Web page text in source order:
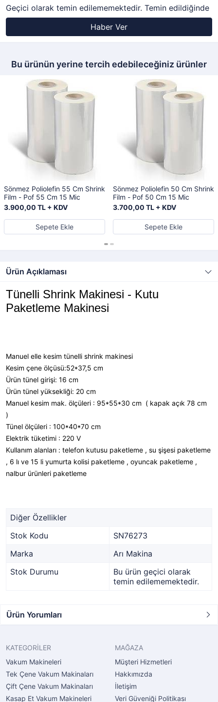
Geçici olarak temin edilememektedir. Temin edildiğinde
Haber Ver
Bu ürünün yerine tercih edebileceğiniz ürünler
Sönmez Poliolefin 55 Cm Shrink
Film - Pof 55 Cm 15 Mic
3.900,00 TL + KDV
Sepete Ekle
Sönmez Poliolefin 50 Cm Shrink
Film - Pof 50 Cm 15 Mic
3.700,00 TL + KDV
Sepete Ekle
Ürün Açıklaması
Tünelli Shrink Makinesi - Kutu
Paketleme Makinesi
Manuel elle kesim tünelli shrink makinesi
Kesim çene ölçüsü:52*37,5 cm
Ürün tünel girişi: 16 cm
Ürün tünel yüksekliği: 20 cm
Manuel kesim mak. ölçüleri : 95*55*30 cm ( kapak açık 78 cm
)
Tünel ölçüleri : 100*40*70 cm
Elektrik tüketimi : 220 V
Kullanım alanları : telefon kutusu paketleme , su şişesi paketleme
, 6 lı ve 15 li yumurta kolisi paketleme , oyuncak paketleme ,
nalbur ürünleri paketleme
Diğer Özellikler
Stok Kodu
SN76273
Marka
Arı Makina
Stok Durumu
Bu ürün geçici olarak
temin edilememektedir.
Ürün Yorumları
KATEGORİLER
Vakum Makineleri
Tek Çene Vakum Makinaları
Çift Çene Vakum Makinaları
Kasap Et Vakum Makineleri
MAĞAZA
Müşteri Hizmetleri
Hakkımızda
İletişim
Veri Güveniği Politikası